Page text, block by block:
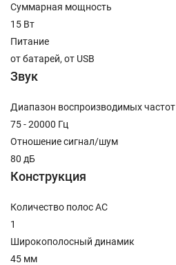
Суммарная мощность
15 Вт
Питание
от батарей, от USB
Звук
Диапазон воспроизводимых частот
75 - 20000 Гц
Отношение сигнал/шум
80 дБ
Конструкция
Количество полос AC
1
Широкополосный динамик
45 мм